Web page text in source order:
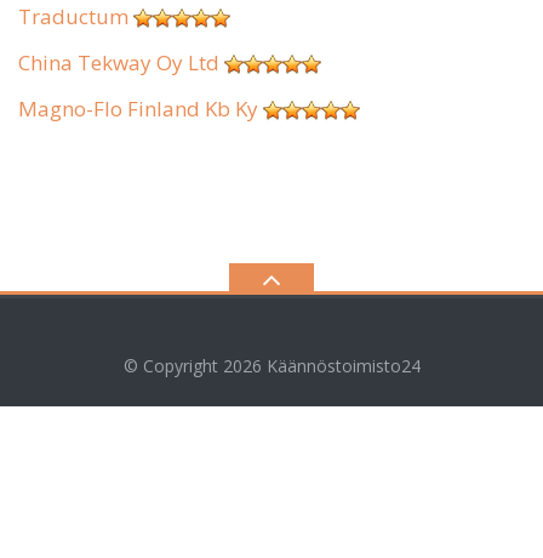
Traductum
China Tekway Oy Ltd
Magno-Flo Finland Kb Ky
© Copyright 2026 Käännöstoimisto24